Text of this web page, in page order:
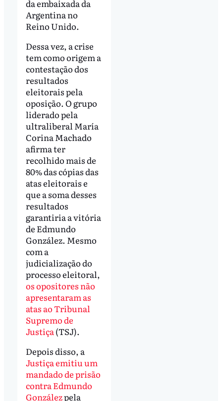
da embaixada da
Argentina no
Reino Unido.
Dessa vez, a crise
tem como origem a
contestação dos
resultados
eleitorais pela
oposição. O grupo
liderado pela
ultraliberal María
Corina Machado
afirma ter
recolhido mais de
80% das cópias das
atas eleitorais e
que a soma desses
resultados
garantiria a vitória
de Edmundo
González. Mesmo
com a
judicialização do
processo eleitoral,
os opositores não
apresentaram as
atas ao Tribunal
Supremo de
Justiça (TSJ).
Depois disso, a
Justiça emitiu um
mandado de prisão
contra Edmundo
Gonzálezpela